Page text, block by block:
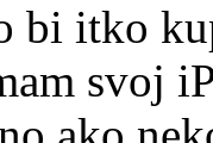
bi itko
svoj